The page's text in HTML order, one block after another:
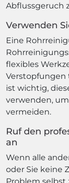
Abflussgeruch
Verwenden
Eine
flexibles
Verstopfungen
ist wichtig,
verwenden,
vermeiden.
Ruf den
an
Wenn alle
oder Sie keine